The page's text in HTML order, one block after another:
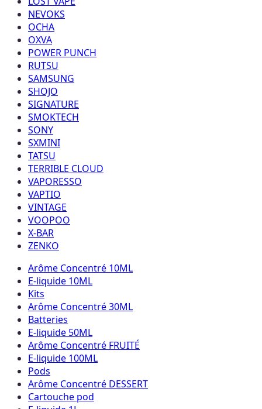
NEVOKS
OCHA
OXVA
POWER PUNCH
RUTSU
SAMSUNG
SHOJO
SIGNATURE
SMOKTECH
SONY
SXMINI
TATSU
TERRIBLE CLOUD
VAPORESSO
VAPTIO
VINTAGE
VOOPOO
X-BAR
ZENKO
Arôme Concentré 10ML
E-liquide 10ML
Kits
Arôme Concentré 30ML
Batteries
E-liquide 50ML
Arôme Concentré FRUITÉ
E-liquide 100ML
Pods
Arôme Concentré DESSERT
Cartouche pod